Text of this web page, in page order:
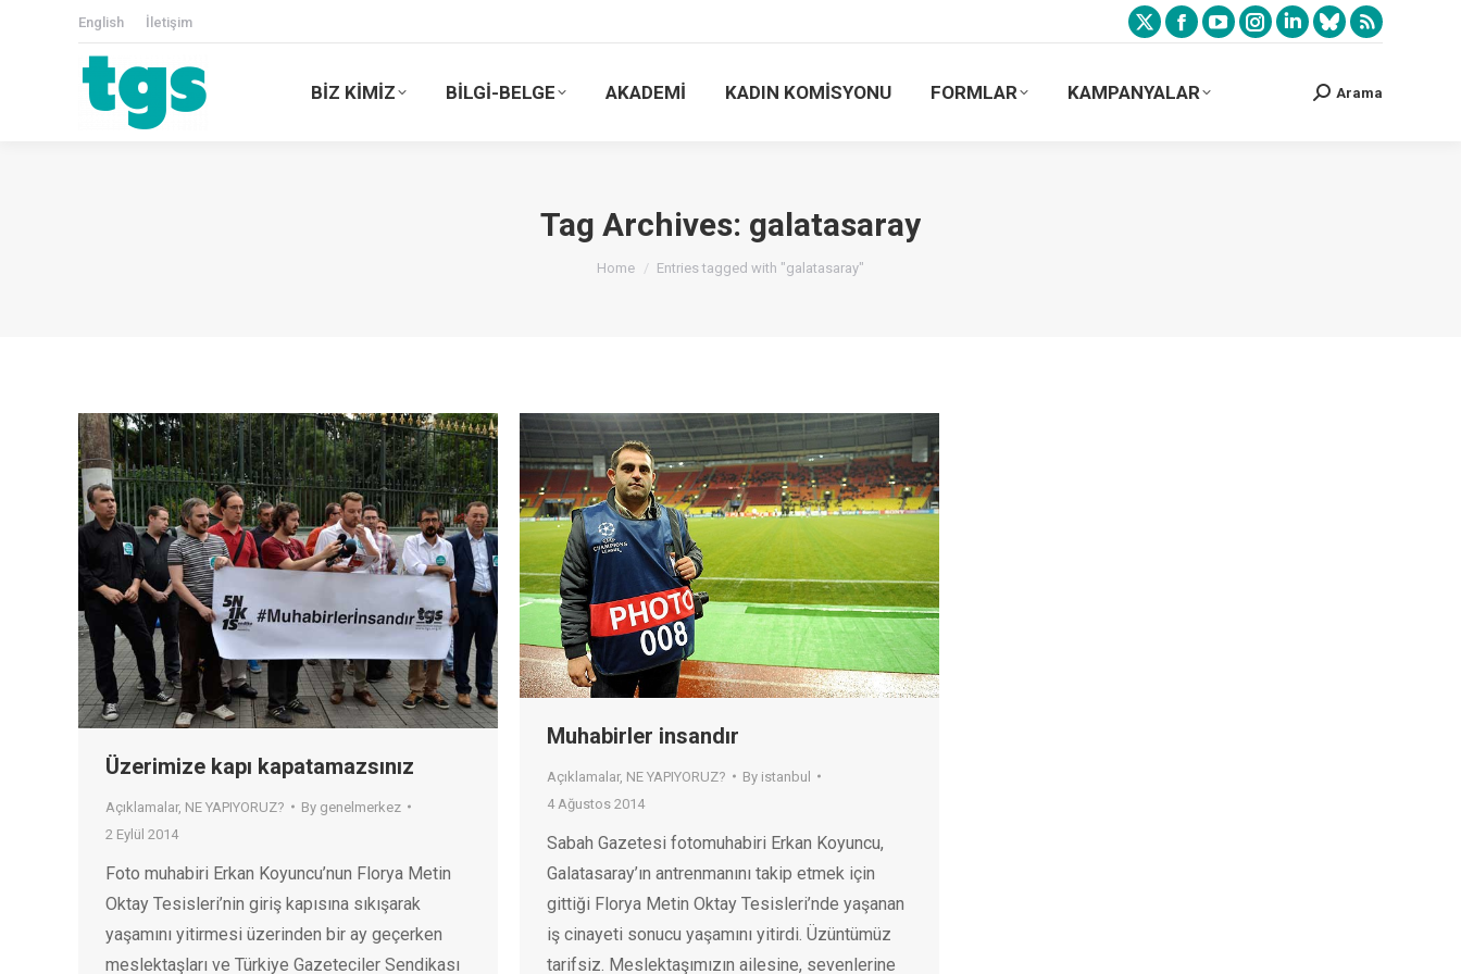
English İletişim
BİZ KİMİZ BİLGİ-BELGE AKADEMİ KADIN KOMİSYONU FORMLAR KAMPANYALAR Arama
Tag Archives: galatasaray
You are here:
Home Entries tagged with "galatasaray"
Üzerimize kapı kapatamazsınız
Açıklamalar, NE YAPIYORUZ? By genelmerkez
2 Eylül 2014
Foto muhabiri Erkan Koyuncu’nun Florya Metin
Oktay Tesisleri’nin giriş kapısına sıkışarak
yaşamını yitirmesi üzerinden bir ay geçerken
meslektaşları ve Türkiye Gazeteciler Sendikası
Muhabirler insandır
Açıklamalar, NE YAPIYORUZ? By istanbul
4 Ağustos 2014
Sabah Gazetesi fotomuhabiri Erkan Koyuncu,
Galatasaray’ın antrenmanını takip etmek için
gittiği Florya Metin Oktay Tesisleri’nde yaşanan
iş cinayeti sonucu yaşamını yitirdi. Üzüntümüz
tarifsiz. Meslektaşımızın ailesine, sevenlerine